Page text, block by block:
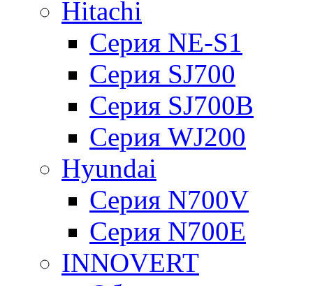
Hitachi
Серия NE-S1
Серия SJ700
Серия SJ700B
Серия WJ200
Hyundai
Серия N700V
Серия N700Е
INNOVERT